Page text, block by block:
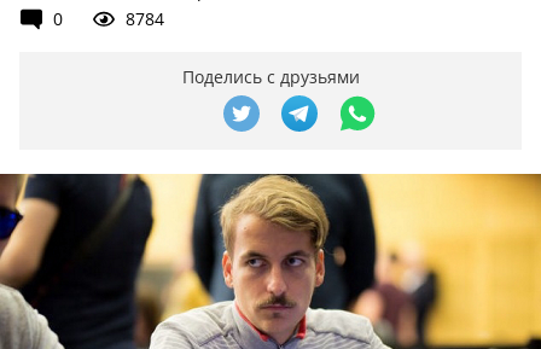
0
8784
Поделись с друзьями